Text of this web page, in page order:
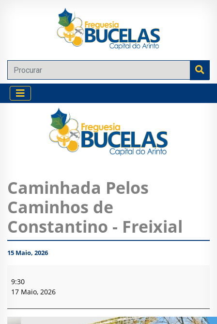
Caminhada Pelos
Caminhos de
Constantino - Freixial
15 Maio, 2026
Pelos
Caminhos
Constantino
9:30
17 Maio, 2026